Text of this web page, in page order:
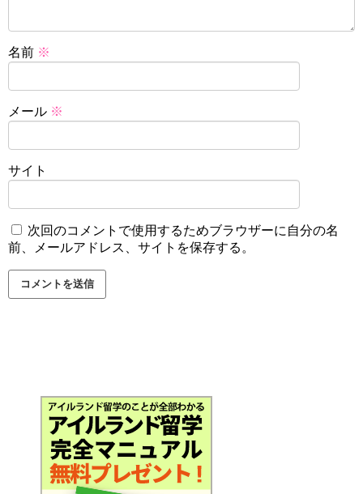
名前 ※
メール ※
サイト
次回のコメントで使用するためブラウザーに自分の名
前、メールアドレス、サイトを保存する。